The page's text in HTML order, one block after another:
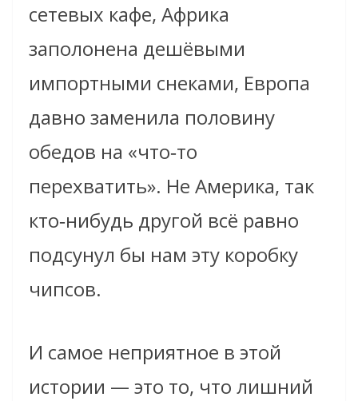
сетевых кафе, Африка
заполонена дешёвыми
импортными снеками, Европа
давно заменила половину
обедов на «что‑то
перехватить». Не Америка, так
кто‑нибудь другой всё равно
подсунул бы нам эту коробку
чипсов.
И самое неприятное в этой
истории — это то, что лишний